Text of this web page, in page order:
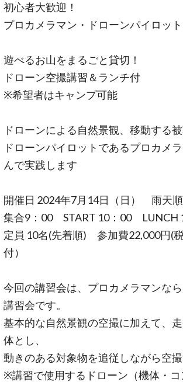
初心者大歓迎！
プロカメラマン・ドローンパイロッ
遊べるお山をまるごと貸切！
ドローン空撮講習＆ランチ付
※希望者はキャンプ可能
ドローンによる自然景観、移動する
ドローンパイロットであるプロカメ
んで実践します
開催日 2024年7月14日（日） 雨天順
集合9：00 START 10：00 LUNCH
定員 10名(先着順) 参加費22,000円(
付）
今回の講習会は、プロカメラマンな
講習会です。
基本的な自然景観の空撮に加えて、
体とし、
動きのある対象物を追従しながら空
※講習で使用するドローン（機体・